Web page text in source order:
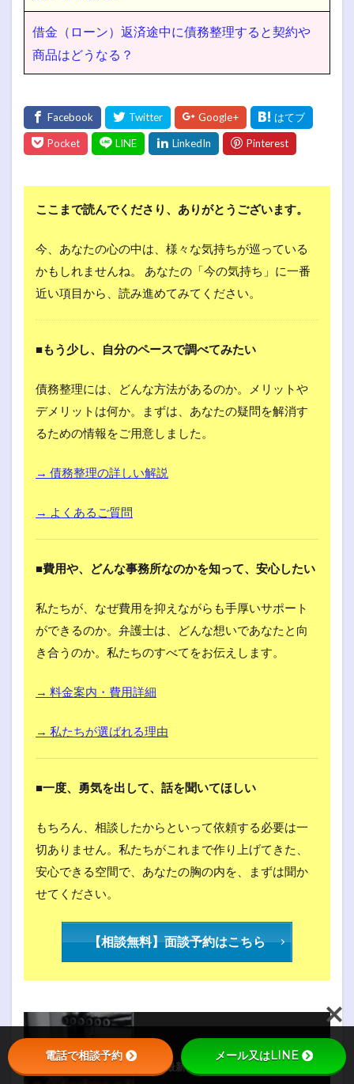
借金（ローン）返済途中に債務整理すると契約や
商品はどうなる？
ここまで読んでくださり、ありがとうございます。
今、あなたの心の中は、様々な気持ちが巡っている
かもしれませんね。 あなたの「今の気持ち」に一番
近い項目から、読み進めてみてください。
■もう少し、自分のペースで調べてみたい
債務整理には、どんな方法があるのか。メリットや
デメリットは何か。まずは、あなたの疑問を解消す
るための情報をご用意しました。
→ 債務整理の詳しい解説
→ よくあるご質問
■費用や、どんな事務所なのかを知って、安心したい
私たちが、なぜ費用を抑えながらも手厚いサポート
ができるのか。弁護士は、どんな想いであなたと向
き合うのか。私たちのすべてをお伝えします。
→ 料金案内・費用詳細
→ 私たちが選ばれる理由
■一度、勇気を出して、話を聞いてほしい
もちろん、相談したからといって依頼する必要は一
切ありません。私たちがこれまで作り上げてきた、
安心できる空間で、あなたの胸の内を、まずは聞か
せてください。
【相談無料】面談予約はこちら
最新情報をチェックしよう！
電話で相談予約 メール又はLINE